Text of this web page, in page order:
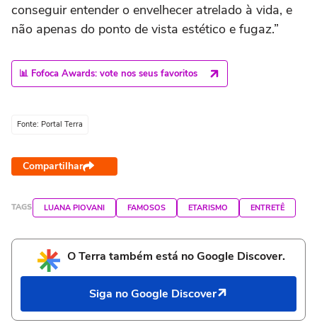
conseguir entender o envelhecer atrelado à vida, e
não apenas do ponto de vista estético e fugaz.”
📊 Fofoca Awards: vote nos seus favoritos
Fonte: Portal Terra
Compartilhar
TAGS LUANA PIOVANI FAMOSOS ETARISMO ENTRETÊ
O Terra também está no Google Discover.
Siga no Google Discover